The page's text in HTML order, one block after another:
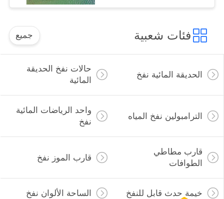
فئات شعبية جميع
الحديقة المائية نفخ
حالات نفخ الحديقة
المائية
الترامبولين نفخ المياه
واحد الرياضات المائية
نفخ
قارب مطاطي
الطوافات
قارب الموز نفخ
خيمة حدث قابل للنفخ الساحة الألوان نفخ